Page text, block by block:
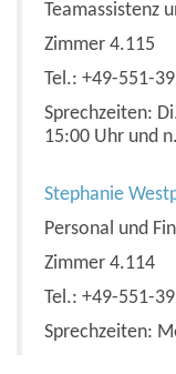
Teamassistenz
Zimmer 4.115
Tel.: +49-551-
Sprechzeiten:
15:00 Uhr und
Stephanie
Personal und
Zimmer 4.114
Tel.: +49-551-
Sprechzeiten: